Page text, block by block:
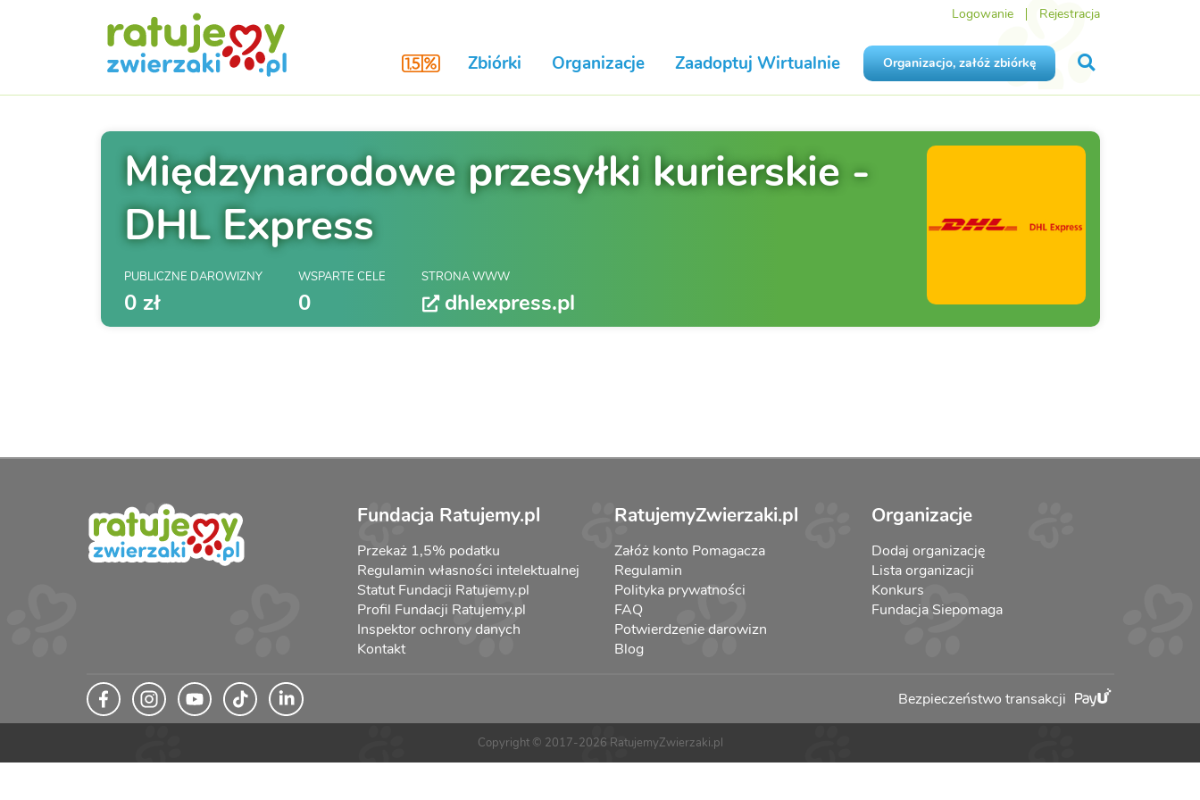
Logowanie Rejestracja
Zbiórki Organizacje Zaadoptuj Wirtualnie Organizacjo, załóż zbiórkę
Międzynarodowe przesyłki kurierskie -
DHL Express
PUBLICZNE DAROWIZNY
0 zł
WSPARTE CELE
0
STRONA WWW
dhlexpress.pl
Fundacja Ratujemy.pl
Przekaż 1,5% podatku
Regulamin własności intelektualnej
Statut Fundacji Ratujemy.pl
Profil Fundacji Ratujemy.pl
Inspektor ochrony danych
Kontakt
RatujemyZwierzaki.pl
Załóż konto Pomagacza
Regulamin
Polityka prywatności
FAQ
Potwierdzenie darowizn
Blog
Organizacje
Dodaj organizację
Lista organizacji
Konkurs
Fundacja Siepomaga
Bezpieczeństwo transakcji
Copyright © 2017-2026 RatujemyZwierzaki.pl